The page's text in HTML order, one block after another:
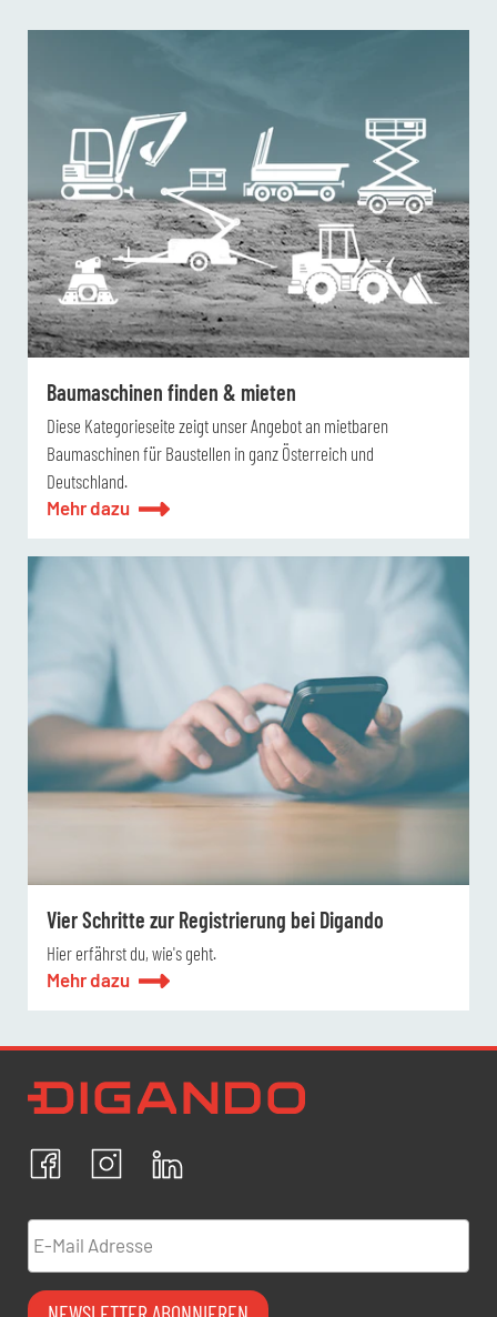
Baumaschinen finden & mieten
Diese Kategorieseite zeigt unser Angebot an mietbaren
Baumaschinen für Baustellen in ganz Österreich und
Deutschland.
Mehr dazu
Vier Schritte zur Registrierung bei Digando
Hier erfährst du, wie's geht.
Mehr dazu
FacebookInstagram
Ich bestätige, dass ich die
Datenschutzrichtlinien
personenbezogenen Daten einverstanden.
E-Mail Adresse